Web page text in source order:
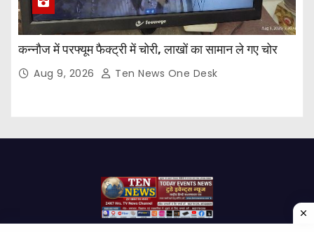
कन्नौज में परफ्यूम फैक्ट्री में चोरी, लाखों का सामान ले गए चोर
Aug 9, 2026 Ten News One Desk